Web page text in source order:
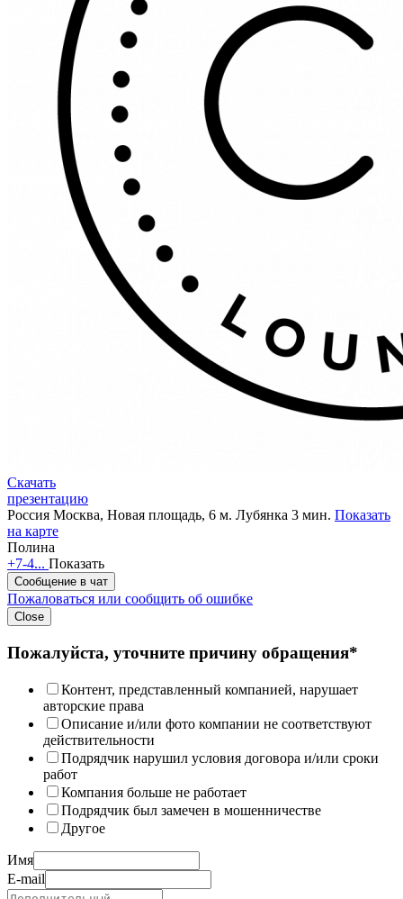
Скачать
презентацию
Россия Москва, Новая площадь, 6 м. Лубянка 3 мин. Показать
на карте
Полина
+7-4... Показать
Сообщение в чат
Пожаловаться или сообщить об ошибке
Close
Пожалуйста, уточните причину обращения*
Контент, представленный компанией, нарушает
авторские права
Описание и/или фото компании не соответствуют
действительности
Подрядчик нарушил условия договора и/или сроки
работ
Компания больше не работает
Подрядчик был замечен в мошенничестве
Другое
Имя
E-mail